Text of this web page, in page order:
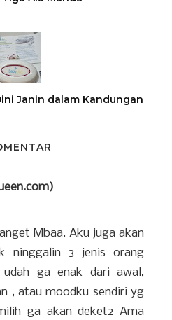
Janin dalam Kandungan
Mbaa. Aku juga akan
ninggalin 3 jenis orang
udah ga enak dari awal,
, atau moodku sendiri yg
ga akan deket2 Ama